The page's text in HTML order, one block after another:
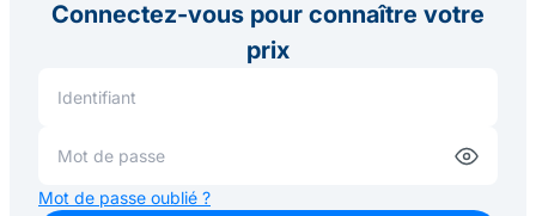
Connectez-vous pour connaître votre
prix
Mot de passe oublié ?